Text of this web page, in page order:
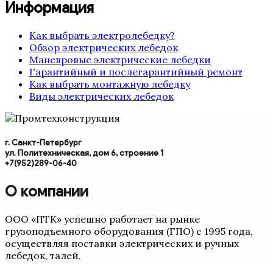
Информация
Как выбрать электролебедку?
Обзор электрических лебедок
Маневровые электрические лебедки
Гарантийный и послегарантийный ремонт
Как выбрать монтажную лебедку
Виды электрических лебедок
г. Санкт-Петербург
ул. Политехническая, дом 6, строение 1
+7(952)289-06-40
О компании
ООО «ПТК» успешно работает на рынке
грузоподъемного оборудования (ГПО) с 1995 года,
осуществляя поставки электрических и ручных
лебедок, талей.